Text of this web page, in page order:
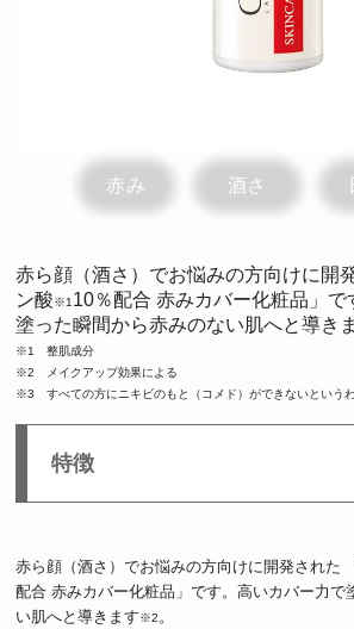
赤み 酒さ
赤ら顔（酒さ）でお悩みの方向けに開
ン酸※1 10％配合 赤みカバー化粧品」
塗った瞬間から赤みのない肌へと導き
※1 整肌成分
※2 メイクアップ効果による
※3 すべての方にニキビのもと（コメド）ができないというわ
特徴
赤ら顔（酒さ）でお悩みの方向けに開発された
配合 赤みカバー化粧品」です。高いカバー力で
い肌へと導きます※2。